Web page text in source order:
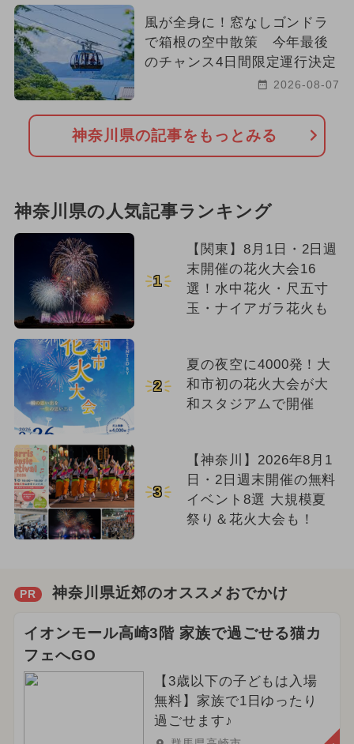
風が全身に！窓なしゴンドラ
で箱根の空中散策 今年最後
のチャンス4日間限定運行決定
2026-08-07
神奈川県の記事をもっとみる
神奈川県の人気記事ランキング
1
【関東】8月1日・2日週
末開催の花火大会16
選！水中花火・尺五寸
玉・ナイアガラ花火も
2
夏の夜空に4000発！大
和市初の花火大会が大
和スタジアムで開催
3
【神奈川】2026年8月1
日・2日週末開催の無料
イベント8選 大規模夏
祭り＆花火大会も！
PR 神奈川県近郊のオススメおでかけ
イオンモール高崎3階 家族で過ごせる猫カ
フェへGO
【3歳以下の子どもは入場
無料】家族で1日ゆったり
過ごせます♪